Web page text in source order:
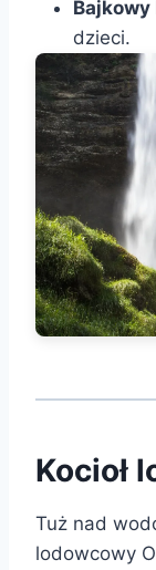
Bajkowy
dzieci.
Kocioł
Tuż nad
lodowcowy